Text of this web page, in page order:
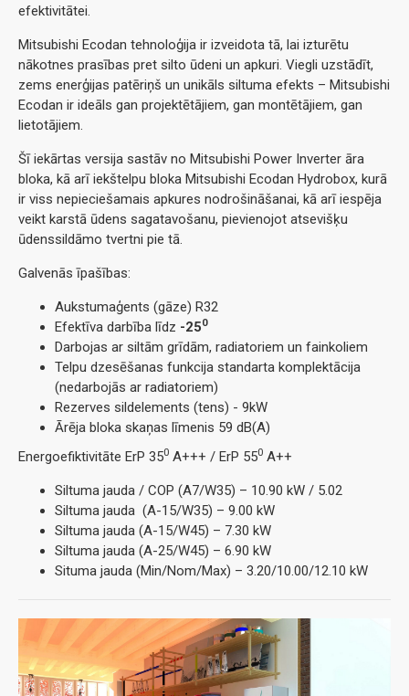
efektivitātei.
Mitsubishi Ecodan tehnoloģija ir izveidota tā, lai izturētu
nākotnes prasības pret silto ūdeni un apkuri. Viegli uzstādīt,
zems enerģijas patēriņš un unikāls siltuma efekts – Mitsubishi
Ecodan ir ideāls gan projektētājiem, gan montētājiem, gan
lietotājiem.
Šī iekārtas versija sastāv no Mitsubishi Power Inverter āra
bloka, kā arī iekštelpu bloka Mitsubishi Ecodan Hydrobox, kurā
ir viss nepieciešamais apkures nodrošināšanai, kā arī iespēja
veikt karstā ūdens sagatavošanu, pievienojot atsevišķu
ūdenssildāmo tvertni pie tā.
Galvenās īpašības:
Aukstumaģents (gāze) R32
Efektīva darbība līdz -250
Darbojas ar siltām grīdām, radiatoriem un fainkoliem
Telpu dzesēšanas funkcija standarta komplektācija
(nedarbojās ar radiatoriem)
Rezerves sildelements (tens) - 9kW
Ārēja bloka skaņas līmenis 59 dB(A)
Energoefiktivitāte ErP 350 A+++ / ErP 550 A++
Siltuma jauda / COP (A7/W35) – 10.90 kW / 5.02
Siltuma jauda (A-15/W35) – 9.00 kW
Siltuma jauda (A-15/W45) – 7.30 kW
Siltuma jauda (A-25/W45) – 6.90 kW
Situma jauda (Min/Nom/Max) – 3.20/10.00/12.10 kW